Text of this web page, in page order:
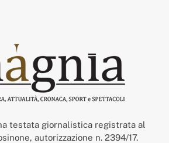
testata giornalistica registrata al
autorizzazione n. 2394/17.